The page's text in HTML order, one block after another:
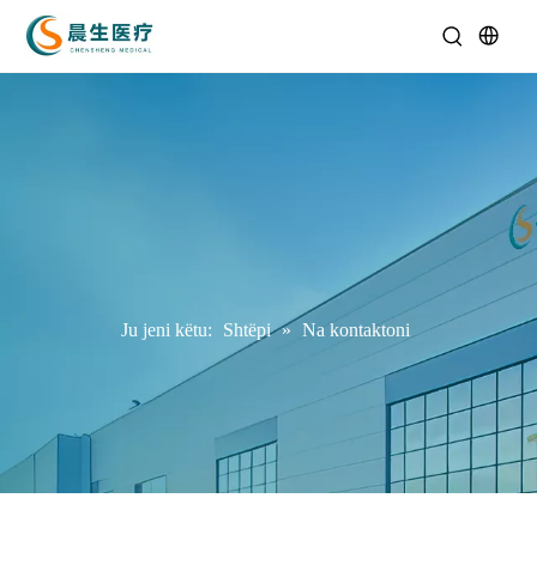
Ju jeni këtu: Shtëpi » Na kontaktoni